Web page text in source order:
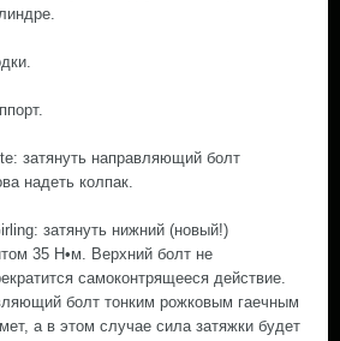
затянуть направляющий болт
надеть колпак.
затянуть нижний (новый!)
35 Н•м. Верхний болт не
самоконтрящееся действие.
болт тонким рожковым гаечным
а в этом случае сила затяжки будет